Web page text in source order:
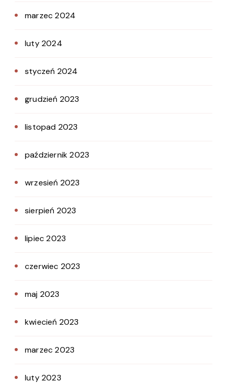
marzec 2024
luty 2024
styczeń 2024
grudzień 2023
listopad 2023
październik 2023
wrzesień 2023
sierpień 2023
lipiec 2023
czerwiec 2023
maj 2023
kwiecień 2023
marzec 2023
luty 2023